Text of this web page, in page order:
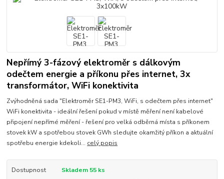
Nepřímý 3-fázový elektroměr s dálkovým
odečtem energie a příkonu přes internet, 3x
transformátor, WiFi konektivita
Zvýhodněná sada "Elektroměr SE1-PM3, WiFi, s odečtem přes internet"
WiFi konektivita - ideální řešení pokud v místě měření není kabelové
připojení nepřímé měření - řešení pro velká odběrná místa s příkonem
stovek kW a spotřebou stovek GWh sledujte okamžitý příkon a aktuální
spotřebu energie kdekoli... celý popis
Dostupnost
Skladem 55 ks